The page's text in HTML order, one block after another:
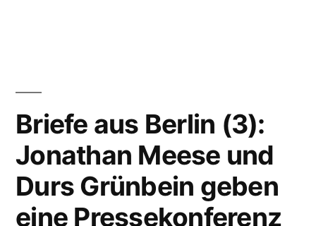
werde
gentrifiziert!
Briefe aus Berlin (3):
Jonathan Meese und
Durs Grünbein geben
eine Pressekonferenz